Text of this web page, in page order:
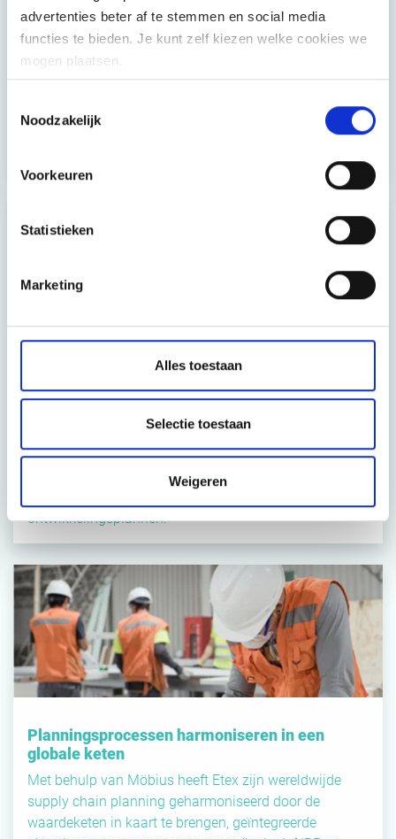
advertenties beter af te stemmen en social media
functies te bieden. Je kunt zelf kiezen welke cookies we
mogen plaatsen.
Noodzakelijk
Voorkeuren
Statistieken
Marketing
Alles toestaan
Selectie toestaan
Weigeren
Services - Supply Chain Management
bedrijven. Ontdek hoe Möbius' consultants je kunnen
Transformatie bij Ansell door focus op
competenties
chain team te transformeren. Met de hulp van Möbius
hebben ze een uitgebreide vaardigheidsbeoordeling
uitgevoerd, resulterend in duidelijke inzichten in
ontwikkelingsplannen.
Planningsprocessen harmoniseren in een
globale keten
Met behulp van Möbius heeft Etex zijn wereldwijde
supply chain planning geharmoniseerd door de
waardeketen in kaart te brengen, geïntegreerde